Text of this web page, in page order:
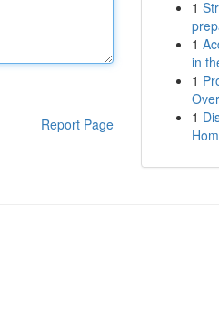
Report Page
1
1
in
1
1